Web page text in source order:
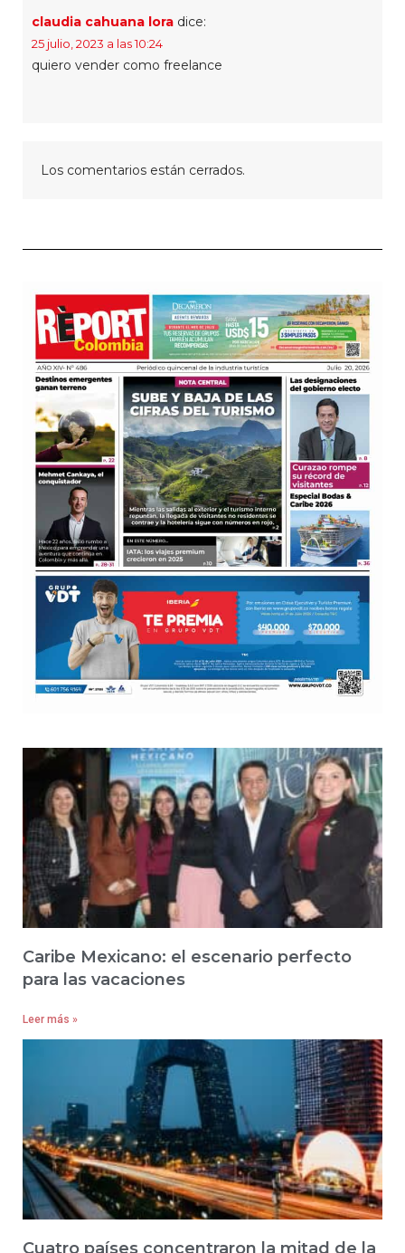
claudia cahuana lora dice:
25 julio, 2023 a las 10:24
quiero vender como freelance
Los comentarios están cerrados.
Caribe Mexicano: el escenario perfecto
para las vacaciones
Leer más »
Cuatro países concentraron la mitad de la